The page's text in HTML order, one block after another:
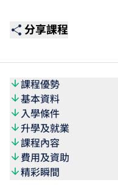
分享課程
課程優勢
基本資料
入學條件
升學及就業
課程內容
費用及資助
精彩瞬間